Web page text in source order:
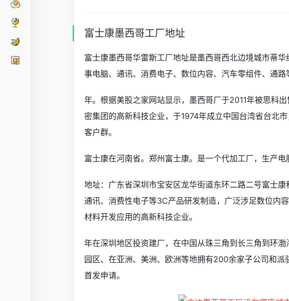
富士康墨西哥工厂地址
富士康墨西哥华雷斯工厂地址是墨西哥西北边境城市蒂
事电脑、通讯、消费电子、数位内容、汽车零组件、通路
年。根据美股之家网站显示，墨西哥厂于2011年被思科
密集团的高新科技企业，于1974年成立中国台湾省台北
客户群。
富士康在河南省。郑州富士康。是一个代加工厂，生产电
地址：广东省深圳市宝安区龙华街道东环二路二号富士
通讯、消费性电子等3C产品研发制造，广泛涉足数位内
材料开发应用的高新科技企业。
年在深圳地区投资建厂，在中国从珠三角到长三角到环
园区、在亚洲、美洲、欧洲等地拥有200余家子公司和
首发申请。